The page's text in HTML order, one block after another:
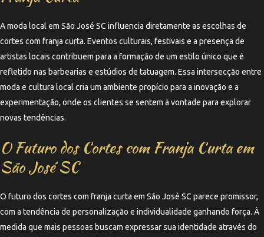
A moda local em São José SC influencia diretamente as escolhas de
cortes com franja curta. Eventos culturais, festivais e a presença de
artistas locais contribuem para a formação de um estilo único que é
refletido nas barbearias e estúdios de tatuagem. Essa intersecção entre
moda e cultura local cria um ambiente propício para a inovação e a
experimentação, onde os clientes se sentem à vontade para explorar
novas tendências.
O Futuro dos Cortes com Franja Curta em
São José SC
O futuro dos cortes com franja curta em São José SC parece promissor,
com a tendência de personalização e individualidade ganhando força. À
medida que mais pessoas buscam expressar sua identidade através do